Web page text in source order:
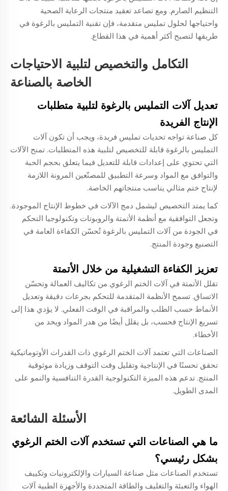
التنظيم الصارم. ومع تصاعد تعقيد منتجات الرعاية الصحية
واحتياجها لحلول تمليس متقدمة، فإن تقنية التمليس بالرغوة في
طريقها لتصبح أكثر أهمية في هذا القطاع.
التكامل والتخصيص لتلبية الاحتياجات
الخاصة بالصناعة
تعديل آلات التمليس بالرغوة لتلبية متطلبات
الإنتاج الفريدة
كل صناعة تواجه تحديات تمليس فريدة، ويجب أن تكون آلات
التمليس بالرغوة قابلة للتخصيص لتلبية هذه المتطلبات. تمنح الآلات
التي تحتوي على إعدادات قابلة للتعديل فيما يتعلق بحجم الحبة
والتوافق مع المواد وسرعة التطبيق للمصنّعين المرونة اللازمة
لإنتاج ختم مثالي يناسب منتجاتهم الخاصة.
كما يمتد التخصيص ليشمل دمج الآلات في خطوط الإنتاج الموجودة.
وتجعل التوافقية مع أنظمة الأتمتة والروبوتات وتكنولوجيا التحكم
في الجودة من آلات التمليس بالرغوة تُحسّن الكفاءة العامة في
التصنيع وجودة المنتج.
تعزيز الكفاءة التشغيلية من خلال الأتمتة
تقلل الأتمتة في آلات الختم الرغوي من تكاليف العمالة وتحسّن
الاتساق. تسمح الأنظمة المتقدمة للتحكم بجرعات دقيقة وتعديل
الأنماط حسب الطلب والمراقبة في الوقت الفعلي. لا يؤدي هذا إلى
تسريع الإنتاج فحسب، بل يقلل أيضًا من هدر المواد ويحد من
الأخطاء.
الصناعات التي تعتمد آلات الختم الرغوي ذات القدرات الأوتوماتيكية
تحقق تحسنًا في الإنتاجية وتقليل وقت التوقف وزيادة موثوقية
المنتج. تدعم هذه الميزة التكنولوجية القدرة التنافسية والنمو على
المدى الطويل.
الأسئلة الشائعة
ما هي الصناعات التي تستخدم آلات الختم الرغوي
بشكل رئيسي؟
تستخدم الصناعات مثل صناعة السيارات والإلكترونيات وتكييف
الهواء والتعبئة والتغليف والطاقة المتجددة والأجهزة الطبية آلات